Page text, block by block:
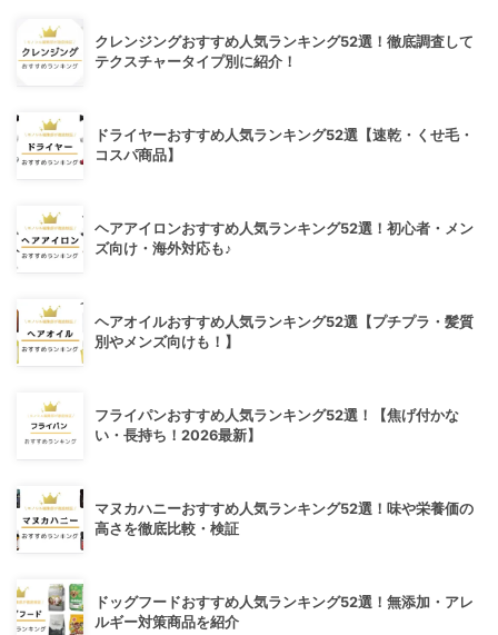
クレンジングおすすめ人気ランキング52選！徹底調査して
テクスチャータイプ別に紹介！
ドライヤーおすすめ人気ランキング52選【速乾・くせ毛・
コスパ商品】
ヘアアイロンおすすめ人気ランキング52選！初心者・メン
ズ向け・海外対応も♪
ヘアオイルおすすめ人気ランキング52選【プチプラ・髪質
別やメンズ向けも！】
フライパンおすすめ人気ランキング52選！【焦げ付かな
い・長持ち！2026最新】
マヌカハニーおすすめ人気ランキング52選！味や栄養価の
高さを徹底比較・検証
ドッグフードおすすめ人気ランキング52選！無添加・アレ
ルギー対策商品を紹介